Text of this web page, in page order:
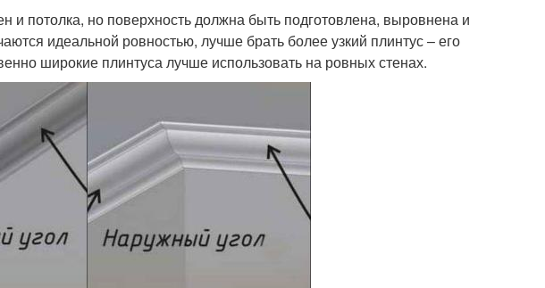
и потолка, но поверхность должна быть подготовлена, выровнена и
идеальной ровностью, лучше брать более узкий плинтус – его
широкие плинтуса лучше использовать на ровных стенах.